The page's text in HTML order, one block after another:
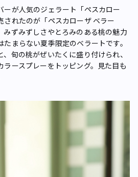
が人気のジェラート「ペスカロー
されたのが「ペスカローザ ベラー
みずみずしさやとろみのある桃の魅力
まらない夏季限定のベラートです。
旬の桃がぜいたくに盛り付けられ、
ースプレーをトッピング。見た目も